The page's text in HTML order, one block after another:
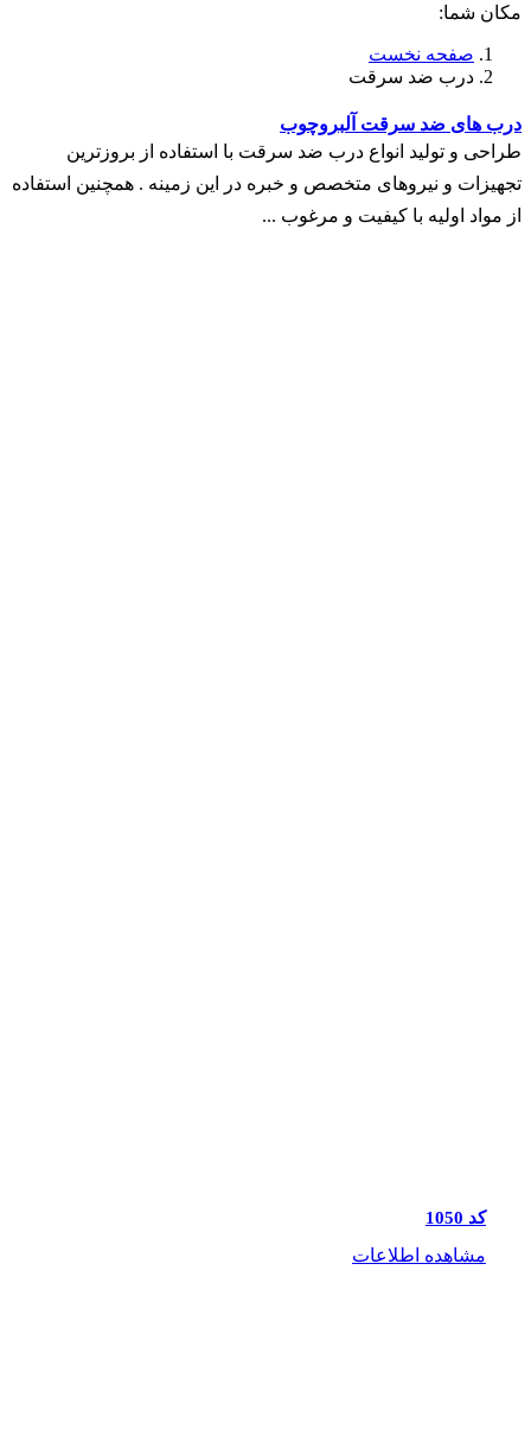
مکان شما:
صفحه نخست
درب ضد سرقت
درب های ضد سرقت آلبروچوب
طراحی و تولید انواع درب ضد سرقت با استفاده از بروزترین
تجهیزات و نیروهای متخصص و خبره در این زمینه . همچنین استفاده
از مواد اولیه با کیفیت و مرغوب ...
کد 1050
مشاهده اطلاعات